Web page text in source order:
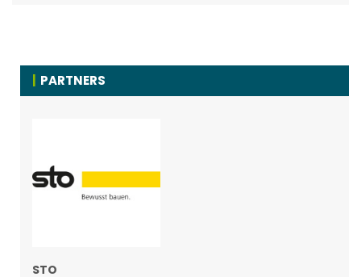
PARTNERS
STO